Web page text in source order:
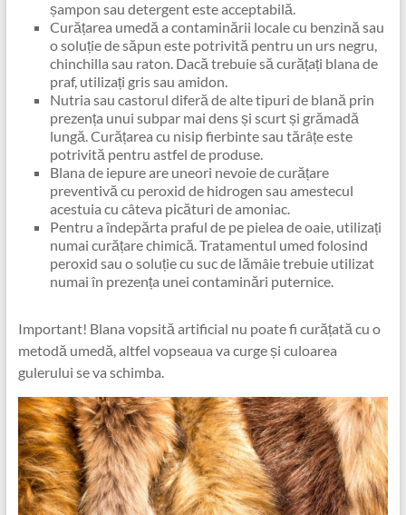
șampon sau detergent este acceptabilă.
Curățarea umedă a contaminării locale cu benzină sau
o soluție de săpun este potrivită pentru un urs negru,
chinchilla sau raton. Dacă trebuie să curățați blana de
praf, utilizați gris sau amidon.
Nutria sau castorul diferă de alte tipuri de blană prin
prezența unui subpar mai dens și scurt și grămadă
lungă. Curățarea cu nisip fierbinte sau tărâțe este
potrivită pentru astfel de produse.
Blana de iepure are uneori nevoie de curățare
preventivă cu peroxid de hidrogen sau amestecul
acestuia cu câteva picături de amoniac.
Pentru a îndepărta praful de pe pielea de oaie, utilizați
numai curățare chimică. Tratamentul umed folosind
peroxid sau o soluție cu suc de lămâie trebuie utilizat
numai în prezența unei contaminări puternice.
Important! Blana vopsită artificial nu poate fi curățată cu o
metodă umedă, altfel vopseaua va curge și culoarea
gulerului se va schimba.